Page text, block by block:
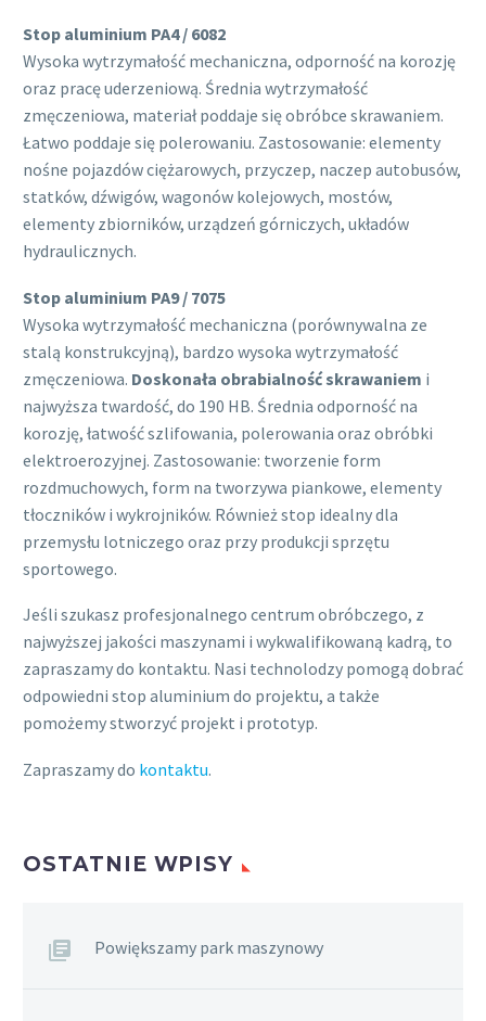
Stop aluminium PA4 / 6082
Wysoka wytrzymałość mechaniczna, odporność na korozję
oraz pracę uderzeniową. Średnia wytrzymałość
zmęczeniowa, materiał poddaje się obróbce skrawaniem.
Łatwo poddaje się polerowaniu. Zastosowanie: elementy
nośne pojazdów ciężarowych, przyczep, naczep autobusów,
statków, dźwigów, wagonów kolejowych, mostów,
elementy zbiorników, urządzeń górniczych, układów
hydraulicznych.
Stop aluminium PA9 / 7075
Wysoka wytrzymałość mechaniczna (porównywalna ze
stalą konstrukcyjną), bardzo wysoka wytrzymałość
zmęczeniowa. Doskonała obrabialność skrawaniem i
najwyższa twardość, do 190 HB. Średnia odporność na
korozję, łatwość szlifowania, polerowania oraz obróbki
elektroerozyjnej. Zastosowanie: tworzenie form
rozdmuchowych, form na tworzywa piankowe, elementy
tłoczników i wykrojników. Również stop idealny dla
przemysłu lotniczego oraz przy produkcji sprzętu
sportowego.
Jeśli szukasz profesjonalnego centrum obróbczego, z
najwyższej jakości maszynami i wykwalifikowaną kadrą, to
zapraszamy do kontaktu. Nasi technolodzy pomogą dobrać
odpowiedni stop aluminium do projektu, a także
pomożemy stworzyć projekt i prototyp.
Zapraszamy do kontaktu.
OSTATNIE WPISY
Powiększamy park maszynowy